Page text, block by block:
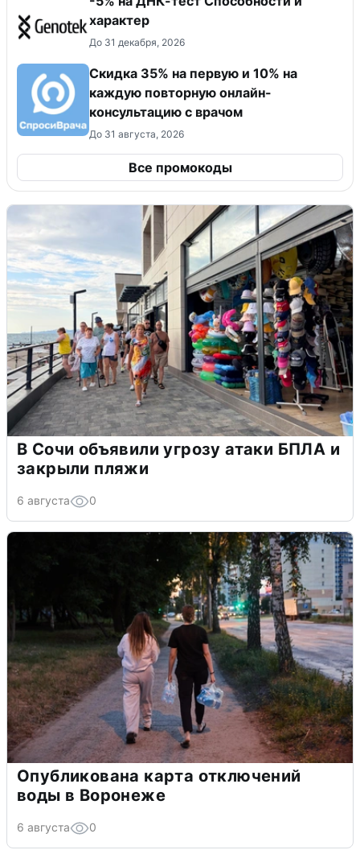
характер
До 31 декабря, 2026
Скидка 35% на первую и 10% на
каждую повторную онлайн-
консультацию с врачом
До 31 августа, 2026
Все промокоды
В Сочи объявили угрозу атаки БПЛА и
закрыли пляжи
6 августа 0
Опубликована карта отключений
воды в Воронеже
6 августа 0